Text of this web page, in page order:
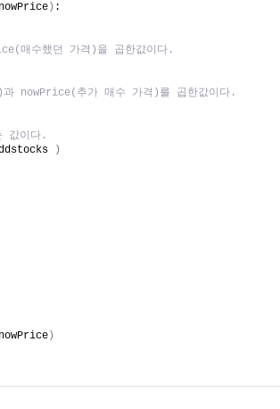
) :
매수했던 가격)을 곱한값이다.
nowPrice(추가 매수 가격)를 곱한값이다.
값이다.
)
)